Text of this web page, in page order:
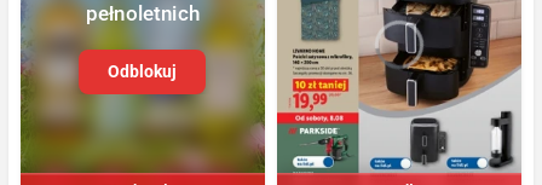
pełnoletnich
Odblokuj